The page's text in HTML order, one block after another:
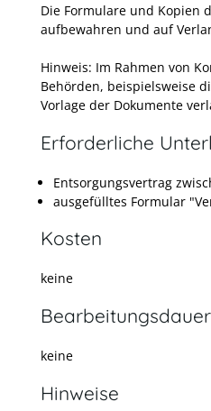
Die Formulare und Kopien
aufbewahren und auf
Hinweis: Im Rahmen von
Behörden, beispielsweise
Vorlage der Dokumente
Erforderliche
Entsorgungsvertrag
ausgefülltes Formular
Kosten
keine
Bearbeitungsdauer
keine
Hinweise